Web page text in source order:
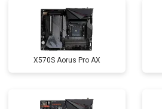
X570S Aorus Pro AX